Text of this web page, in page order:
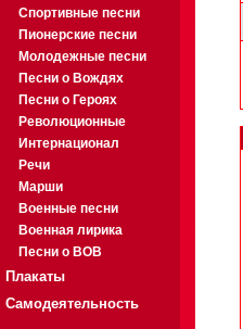
Спортивные песни
Пионерские песни
Молодежные песни
Песни о Вождях
Песни о Героях
Революционные
Интернационал
Речи
Марши
Военные песни
Военная лирика
Песни о ВОВ
Плакаты
Самодеятельность